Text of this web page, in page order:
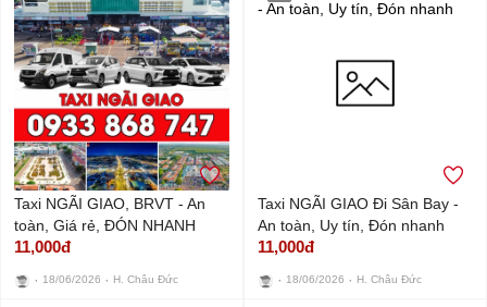
Taxi NGÃI GIAO, BRVT - An
toàn, Giá rẻ, ĐÓN NHANH
11,000đ
18/06/2026 H. Châu Đức
Taxi NGÃI GIAO Đi Sân Bay -
An toàn, Uy tín, Đón nhanh
11,000đ
18/06/2026 H. Châu Đức